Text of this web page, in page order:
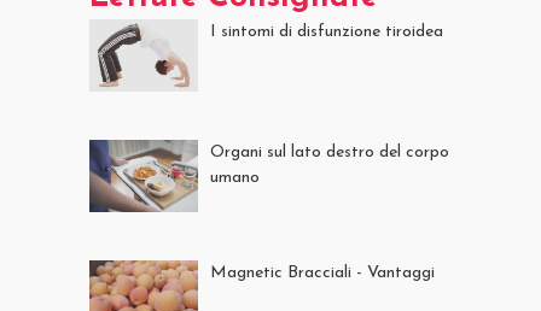
I sintomi di disfunzione tiroidea
Organi sul lato destro del corpo
umano
Magnetic Bracciali - Vantaggi